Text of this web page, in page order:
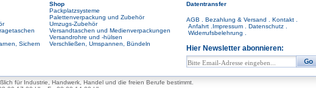
Sichern
Shop
Packplatzsysteme
Palettenverpackung und Zubehör
Umzugs-Zubehör
Versandtaschen und Medienverpackungen
Versandrohre und -hülsen
Verschließen, Umspannen, Bündeln
Datentransfer
AGB Bezahlung & Versand Kontakt
Anfahrt
Impressum Datenschutz
Widerrufsbelehrung
Hier Newsletter abonnieren:
für Industrie, Handwerk, Handel und die freien Berufe bestimmt.